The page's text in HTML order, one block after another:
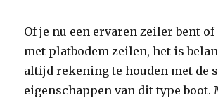
Of je nu een ervaren zeiler bent
met platbodem zeilen, het is
altijd rekening te houden met de
eigenschappen van dit type boot.